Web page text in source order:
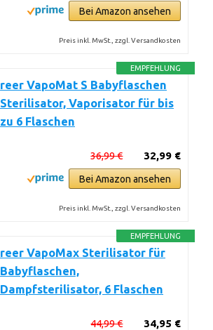
Bei Amazon ansehen
Preis inkl. MwSt., zzgl. Versandkosten
EMPFEHLUNG
reer VapoMat S Babyflaschen
Sterilisator, Vaporisator für bis
zu 6 Flaschen
32,99 €
36,99 €
Bei Amazon ansehen
Preis inkl. MwSt., zzgl. Versandkosten
EMPFEHLUNG
reer VapoMax Sterilisator für
Babyflaschen,
Dampfsterilisator, 6 Flaschen
34,95 €
44,99 €